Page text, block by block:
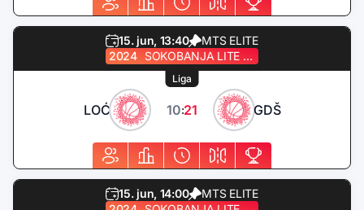
15. jun, 13:40
MTS ELITE
2024
SOKOBANJA LITE QUEST
LOĆ 10:21 GDŠ
Liga
15. jun, 14:00
MTS ELITE